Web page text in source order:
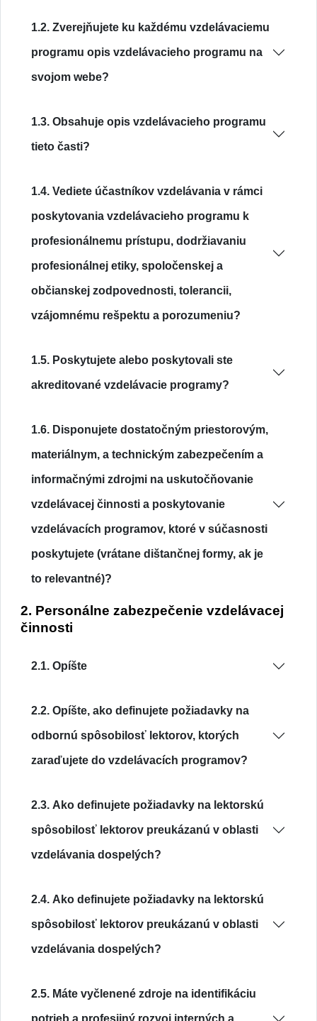
1.2. Zverejňujete ku každému vzdelávaciemu
programu opis vzdelávacieho programu na
svojom webe?
1.3. Obsahuje opis vzdelávacieho programu
tieto časti?
1.4. Vediete účastníkov vzdelávania v rámci
poskytovania vzdelávacieho programu k
profesionálnemu prístupu, dodržiavaniu
profesionálnej etiky, spoločenskej a
občianskej zodpovednosti, tolerancii,
vzájomnému rešpektu a porozumeniu?
1.5. Poskytujete alebo poskytovali ste
akreditované vzdelávacie programy?
1.6. Disponujete dostatočným priestorovým,
materiálnym, a technickým zabezpečením a
informačnými zdrojmi na uskutočňovanie
vzdelávacej činnosti a poskytovanie
vzdelávacích programov, ktoré v súčasnosti
poskytujete (vrátane dištančnej formy, ak je
to relevantné)?
2. Personálne zabezpečenie vzdelávacej
činnosti
2.1. Opíšte
2.2. Opíšte, ako definujete požiadavky na
odbornú spôsobilosť lektorov, ktorých
zaraďujete do vzdelávacích programov?
2.3. Ako definujete požiadavky na lektorskú
spôsobilosť lektorov preukázanú v oblasti
vzdelávania dospelých?
2.4. Ako definujete požiadavky na lektorskú
spôsobilosť lektorov preukázanú v oblasti
vzdelávania dospelých?
2.5. Máte vyčlenené zdroje na identifikáciu
potrieb a profesijný rozvoj interných a